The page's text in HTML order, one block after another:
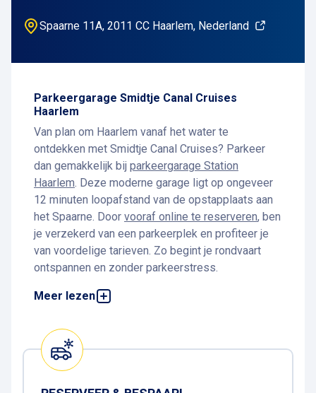
Spaarne 11A, 2011 CC Haarlem, Nederland
Parkeergarage Smidtje Canal Cruises
Haarlem
Van plan om Haarlem vanaf het water te
ontdekken met Smidtje Canal Cruises? Parkeer
dan gemakkelijk bij parkeergarage Station
Haarlem. Deze moderne garage ligt op ongeveer
12 minuten loopafstand van de opstapplaats aan
het Spaarne. Door vooraf online te reserveren, ben
je verzekerd van een parkeerplek en profiteer je
van voordelige tarieven. Zo begint je rondvaart
ontspannen en zonder parkeerstress.
Meer lezen
Parkeren bij Smidtje Canal Cruises Haarlem
het best bij
garage ligt net buiten het drukke centrum, maar
wel op loopafstand van de grachten. Je kunt je